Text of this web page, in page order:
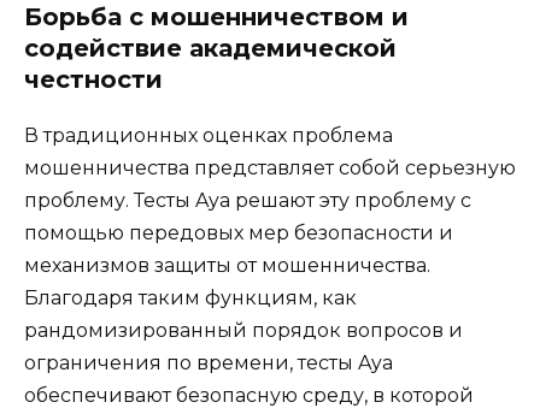
Борьба с мошенничеством и
содействие академической
честности
В традиционных оценках проблема
мошенничества представляет собой серьезную
проблему. Тесты Aya решают эту проблему с
помощью передовых мер безопасности и
механизмов защиты от мошенничества.
Благодаря таким функциям, как
рандомизированный порядок вопросов и
ограничения по времени, тесты Aya
обеспечивают безопасную среду, в которой